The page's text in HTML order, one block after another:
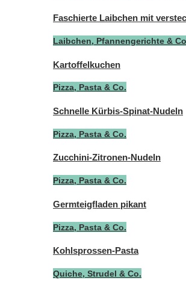
Faschierte Laibchen mit
Laibchen, Pfannengerichte &
Kartoffelkuchen
Pizza, Pasta & Co.
Schnelle Kürbis-Spinat-Nudeln
Pizza, Pasta & Co.
Zucchini-Zitronen-Nudeln
Pizza, Pasta & Co.
Germteigfladen pikant
Pizza, Pasta & Co.
Kohlsprossen-Pasta
Quiche, Strudel & Co.